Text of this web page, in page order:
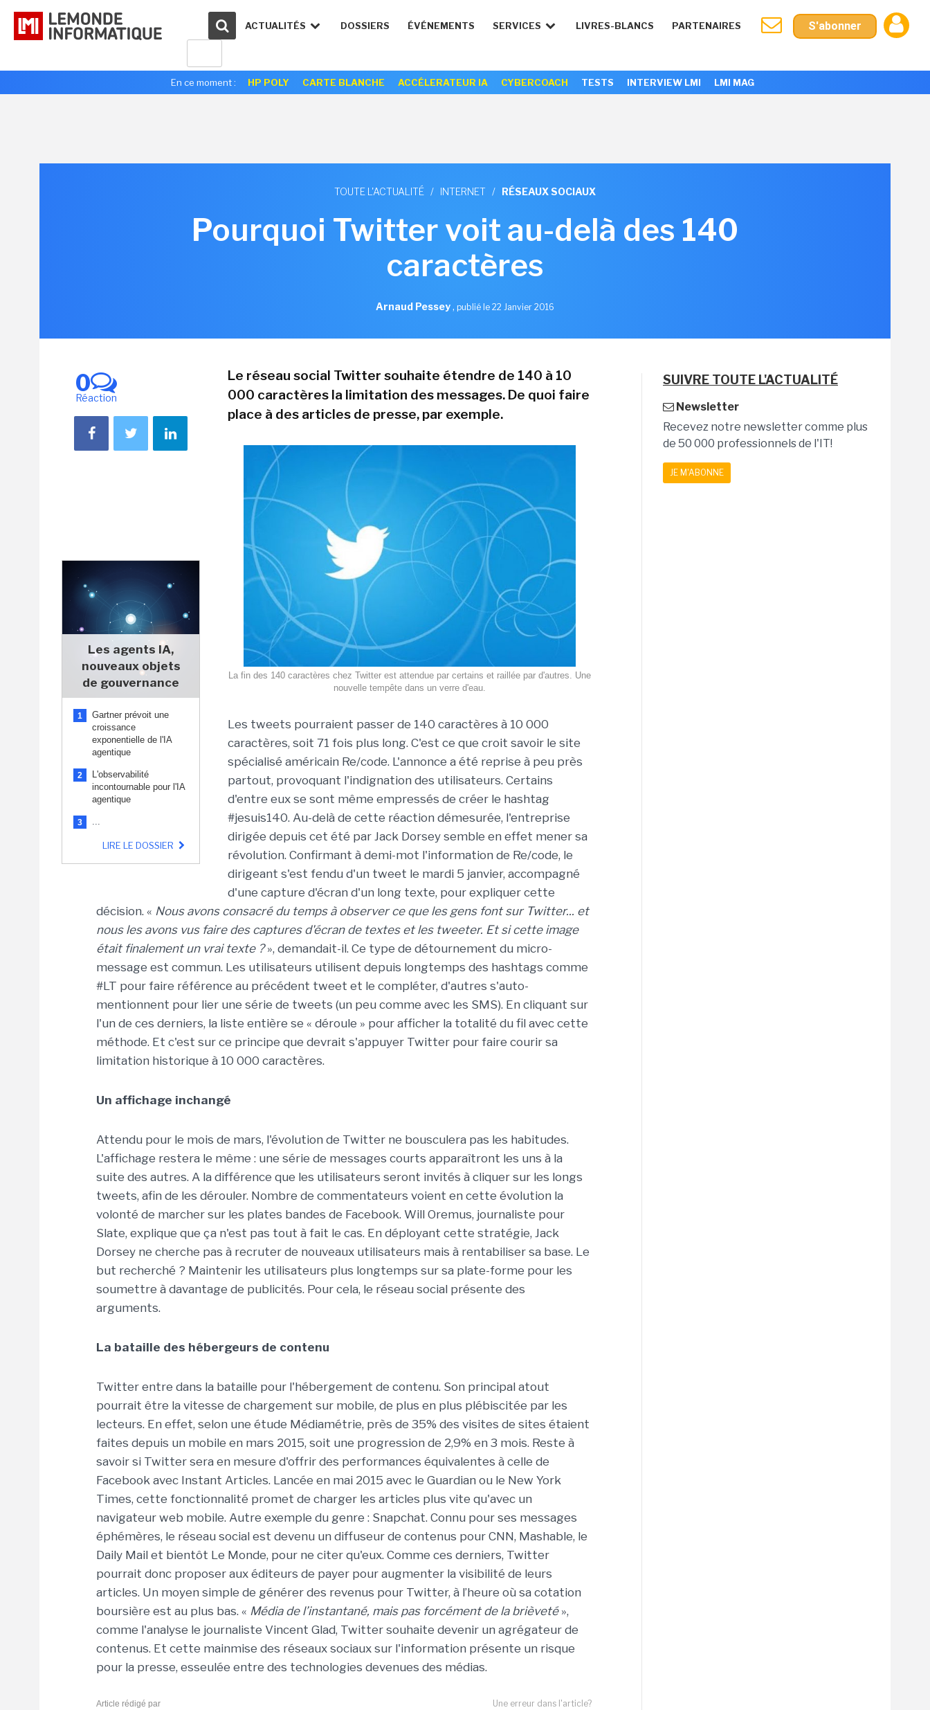
ACTUALITÉS DOSSIERS ÉVÉNEMENTS SERVICES LIVRES-BLANCS PARTENAIRES S'abonner
En ce moment : HP POLY CARTE BLANCHE ACCÉLERATEUR IA CYBERCOACH TESTS INTERVIEW LMI LMI MAG
TOUTE L'ACTUALITÉ / INTERNET / RÉSEAUX SOCIAUX
Pourquoi Twitter voit au-delà des 140
caractères
Arnaud Pessey, publié le 22 Janvier 2016
0
Réaction
Les agents IA,
nouveaux objets
de gouvernance
1
Gartner prévoit une
croissance
exponentielle de l'IA
agentique
2
L'observabilité
incontournable pour l'IA
agentique
3 ...
LIRE LE DOSSIER
Le réseau social Twitter souhaite étendre de 140 à 10
000 caractères la limitation des messages. De quoi faire
place à des articles de presse, par exemple.
La fin des 140 caractères chez Twitter est attendue par certains et raillée par d'autres. Une
nouvelle tempête dans un verre d'eau.
Les tweets pourraient passer de 140 caractères à 10 000
caractères, soit 71 fois plus long. C'est ce que croit savoir le site
spécialisé américain Re/code. L'annonce a été reprise à peu près
partout, provoquant l'indignation des utilisateurs. Certains
d'entre eux se sont même empressés de créer le hashtag
#jesuis140. Au-delà de cette réaction démesurée, l'entreprise
dirigée depuis cet été par Jack Dorsey semble en effet mener sa
révolution. Confirmant à demi-mot l'information de Re/code, le
dirigeant s'est fendu d'un tweet le mardi 5 janvier, accompagné
d'une capture d'écran d'un long texte, pour expliquer cette
décision. « Nous avons consacré du temps à observer ce que les gens font sur Twitter... et
nous les avons vus faire des captures d'écran de textes et les tweeter. Et si cette image
était finalement un vrai texte ?», demandait-il. Ce type de détournement du micro-
message est commun. Les utilisateurs utilisent depuis longtemps des hashtags comme
#LT pour faire référence au précédent tweet et le compléter, d'autres s'auto-
mentionnent pour lier une série de tweets (un peu comme avec les SMS). En cliquant sur
l'un de ces derniers, la liste entière se « déroule » pour afficher la totalité du fil avec cette
méthode. Et c'est sur ce principe que devrait s'appuyer Twitter pour faire courir sa
limitation historique à 10 000 caractères.
Un affichage inchangé
Attendu pour le mois de mars, l'évolution de Twitter ne bousculera pas les habitudes.
L'affichage restera le même : une série de messages courts apparaîtront les uns à la
suite des autres. A la différence que les utilisateurs seront invités à cliquer sur les longs
tweets, afin de les dérouler. Nombre de commentateurs voient en cette évolution la
volonté de marcher sur les plates bandes de Facebook. Will Oremus, journaliste pour
Slate, explique que ça n'est pas tout à fait le cas. En déployant cette stratégie, Jack
Dorsey ne cherche pas à recruter de nouveaux utilisateurs mais à rentabiliser sa base. Le
but recherché ? Maintenir les utilisateurs plus longtemps sur sa plate-forme pour les
soumettre à davantage de publicités. Pour cela, le réseau social présente des
arguments.
La bataille des hébergeurs de contenu
Twitter entre dans la bataille pour l'hébergement de contenu. Son principal atout
pourrait être la vitesse de chargement sur mobile, de plus en plus plébiscitée par les
lecteurs. En effet, selon une étude Médiamétrie, près de 35% des visites de sites étaient
faites depuis un mobile en mars 2015, soit une progression de 2,9% en 3 mois. Reste à
savoir si Twitter sera en mesure d'offrir des performances équivalentes à celle de
Facebook avec Instant Articles. Lancée en mai 2015 avec le Guardian ou le New York
Times, cette fonctionnalité promet de charger les articles plus vite qu'avec un
navigateur web mobile. Autre exemple du genre : Snapchat. Connu pour ses messages
éphémères, le réseau social est devenu un diffuseur de contenus pour CNN, Mashable, le
Daily Mail et bientôt Le Monde, pour ne citer qu'eux. Comme ces derniers, Twitter
pourrait donc proposer aux éditeurs de payer pour augmenter la visibilité de leurs
articles. Un moyen simple de générer des revenus pour Twitter, à l’heure où sa cotation
boursière est au plus bas. « Média de l’instantané, mais pas forcément de la brièveté»,
comme l'analyse le journaliste Vincent Glad, Twitter souhaite devenir un agrégateur de
contenus. Et cette mainmise des réseaux sociaux sur l'information présente un risque
pour la presse, esseulée entre des technologies devenues des médias.
Une erreur dans l'article?
Article rédigé par
SUIVRE TOUTE L'ACTUALITÉ
Newsletter
Recevez notre newsletter comme plus
de 50 000 professionnels de l'IT!
JE M'ABONNE